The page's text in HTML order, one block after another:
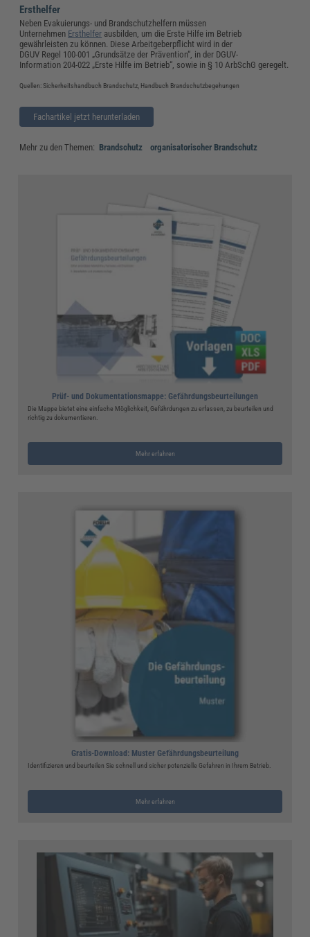
Ersthelfer
Neben Evakuierungs- und Brandschutzhelfern müssen
Unternehmen Ersthelfer ausbilden, um die Erste Hilfe im Betrieb
gewährleisten zu können. Diese Arbeitgeberpflicht wird in der
DGUV Regel 100-001 „Grundsätze der Prävention“, in der DGUV-
Information 204-022 „Erste Hilfe im Betrieb“, sowie in § 10 ArbSchG geregelt.
Quellen: Sicherheitshandbuch Brandschutz, Handbuch Brandschutzbegehungen
Fachartikel jetzt herunterladen
Mehr zu den Themen: Brandschutz organisatorischer Brandschutz
Prüf- und Dokumentationsmappe: Gefährdungsbeurteilungen
Die Mappe bietet eine einfache Möglichkeit, Gefährdungen zu erfassen, zu beurteilen und
richtig zu dokumentieren.
Mehr erfahren
Gratis-Download: Muster Gefährdungsbeurteilung
Identifizieren und beurteilen Sie schnell und sicher potenzielle Gefahren in Ihrem Betrieb.
Mehr erfahren